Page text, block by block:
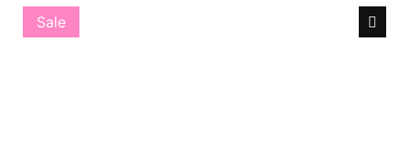
Sale